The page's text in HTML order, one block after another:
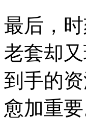
最后，
老套却
到手的
愈加重